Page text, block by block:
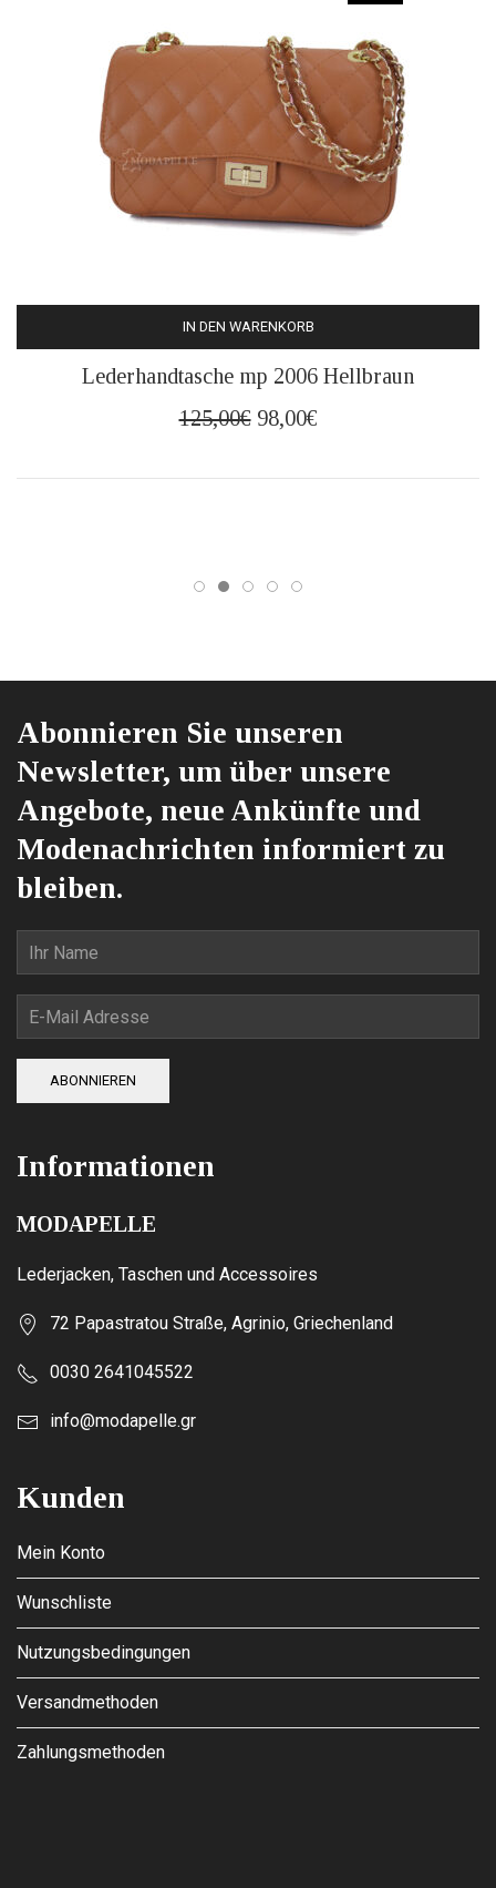
IN DEN WARENKORB
Lederhandtasche mp 2006 Hellbraun
125,00€ Ursprünglicher
war:
98,00€Aktueller
ist:
Abonnieren Sie unseren
Newsletter, um über unsere
Angebote, neue Ankünfte und
Modenachrichten informiert zu
bleiben.
ABONNIEREN
Informationen
MODAPELLE
Lederjacken, Taschen und Accessoires
72 Papastratou Straße, Agrinio, Griechenland
0030 2641045522
info@modapelle.gr
Kunden
Mein Konto
Wunschliste
Nutzungsbedingungen
Versandmethoden
Zahlungsmethoden